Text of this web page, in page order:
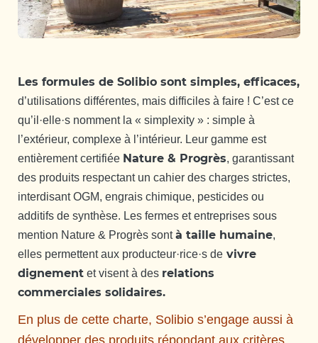
Les formules de Solibio sont simples, efficaces,
d’utilisations différentes, mais difficiles à faire ! C’est ce
qu’il·elle·s nomment la « simplexity » : simple à
l’extérieur, complexe à l’intérieur. Leur gamme est
entièrement certifiée Nature & Progrès, garantissant
des produits respectant un cahier des charges strictes,
interdisant OGM, engrais chimique, pesticides ou
additifs de synthèse. Les fermes et entreprises sous
mention Nature & Progrès sontà taille humaine,
elles permettent aux producteur·rice·s de vivre
dignement et visent à des relations
commerciales solidaires.
En plus de cette charte, Solibio s’engage aussi à